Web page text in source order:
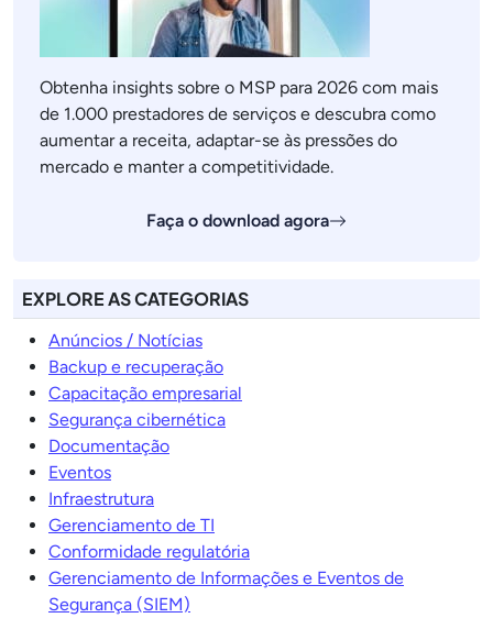
Obtenha insights sobre o MSP para 2026 com mais
de 1.000 prestadores de serviços e descubra como
aumentar a receita, adaptar-se às pressões do
mercado e manter a competitividade.
Faça o download agora
EXPLORE AS CATEGORIAS
Anúncios / Notícias
Backup e recuperação
Capacitação empresarial
Segurança cibernética
Documentação
Eventos
Infraestrutura
Gerenciamento de TI
Conformidade regulatória
Gerenciamento de Informações e Eventos de
Segurança (SIEM)